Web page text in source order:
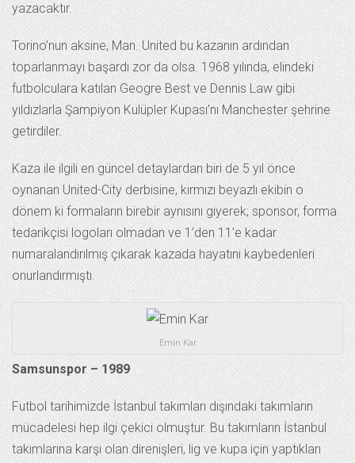
yazacaktır.
Torino’nun aksine, Man. United bu kazanın ardından
toparlanmayı başardı zor da olsa. 1968 yılında, elindeki
futbolculara katılan Geogre Best ve Dennis Law gibi
yıldızlarla Şampiyon Kulüpler Kupası’nı Manchester şehrine
getirdiler.
Kaza ile ilgili en güncel detaylardan biri de 5 yıl önce
oynanan United-City derbisine, kırmızı beyazlı ekibin o
dönem ki formaların birebir aynısını giyerek; sponsor, forma
tedarikçisi logoları olmadan ve 1’den 11’e kadar
numaralandırılmış çıkarak kazada hayatını kaybedenleri
onurlandırmıştı.
Emin Kar
Samsunspor – 1989
Futbol tarihimizde İstanbul takımları dışındaki takımların
mücadelesi hep ilgi çekici olmuştur. Bu takımların İstanbul
takımlarına karşı olan direnişleri, lig ve kupa için yaptıkları